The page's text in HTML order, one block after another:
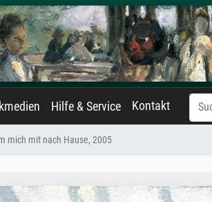
Hilfe & Service Kontakt
mich mit nach Hause, 2005